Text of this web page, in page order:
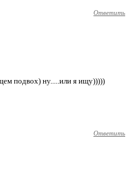
Ответить
подвох) ну.....или я ищу)))))
Ответить